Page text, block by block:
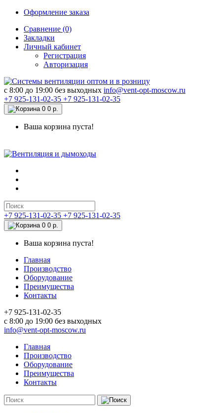
Оформление заказа
Сравнение (0)
Закладки
Личный кабинет
Регистрация
Авторизация
c 8:00 до 19:00 без выходных info@vent-opt-moscow.ru
+7 925-131-02-35 +7 925-131-02-35
0 0 р.
Ваша корзина пуста!
+7 925-131-02-35 +7 925-131-02-35
0 0 р.
Ваша корзина пуста!
Главная
Производство
Оборудование
Преимущества
Контакты
+7 925-131-02-35
c 8:00 до 19:00 без выходных
info@vent-opt-moscow.ru
Главная
Производство
Оборудование
Преимущества
Контакты